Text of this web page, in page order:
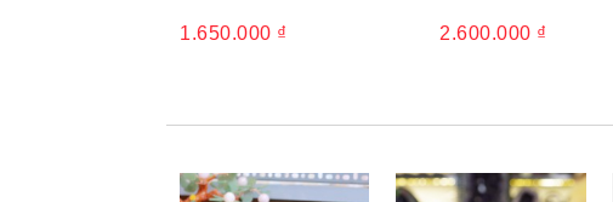
1.650.000 ₫ 2.600.000 ₫